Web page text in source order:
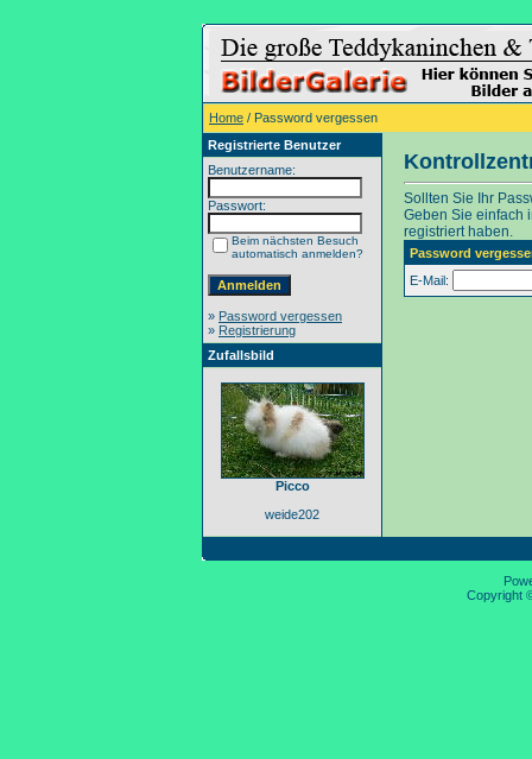
Home / Password vergessen
Registrierte Benutzer
Benutzername:
Passwort:
Beim nächsten Besuch
automatisch anmelden?
» Password vergessen
» Registrierung
Zufallsbild
Picco
weide202
Sollten Sie Ihr
Geben Sie einfach
registriert haben.
Password
E-Mail:
Copyright